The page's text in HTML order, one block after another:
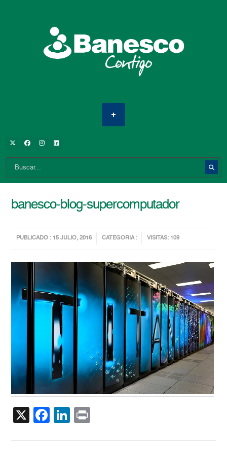
banesco-blog-supercomputador
PUBLICADO : 15 JULIO, 2016 CATEGORIA : VISITAS: 109
X Facebook
LinkedIn